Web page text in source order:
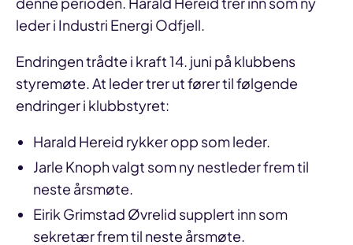
leder i Industri Energi Odfjell.
Endringen trådte i kraft 14. juni på klubbens
styremøte. At leder trer ut fører til følgende
endringer i klubbstyret:
Harald Hereid rykker opp som leder.
Jarle Knoph valgt som ny nestleder frem til
neste årsmøte.
Eirik Grimstad Øvrelid supplert inn som
sekretær frem til neste årsmøte.